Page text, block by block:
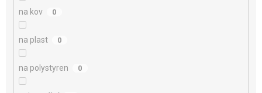
na kov 0
na plast 0
na polystyren 0